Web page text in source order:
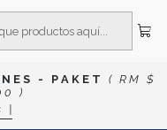
E S - P A K E T
( R M $
0 )
|